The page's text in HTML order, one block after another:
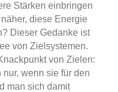
Stärken einbringen
diese Energie
Dieser Gedanke ist
von Zielsystemen.
von Zielen:
wenn sie für den
man sich damit